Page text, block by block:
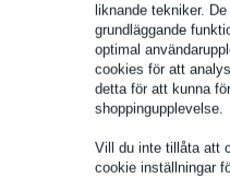
liknande tekniker.
grundläggande
optimal
cookies för att
detta för att kunna
shoppingupplevelse.
Vill du inte tillåta att
cookie inställningar
material: Mylar i ett lager,
Fullständiga specifikationer